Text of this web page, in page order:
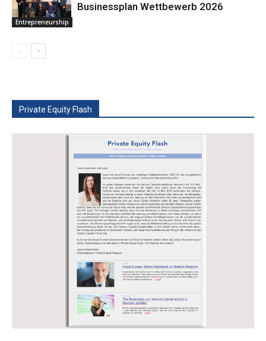
Entrepreneurship
Businessplan Wettbewerb 2026
Private Equity Flash